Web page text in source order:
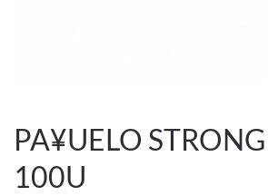
PA¥UELO
100U